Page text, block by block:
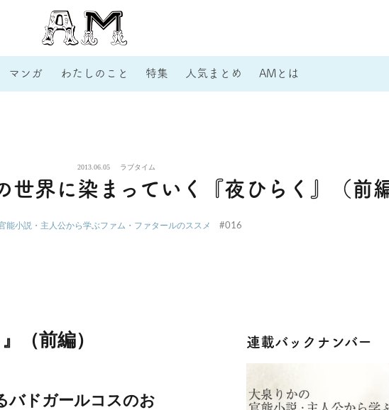
マンガ わたしのこと 特集 人気まとめ AMとは
2013.06.05 ラブタイム
世界に染まっていく『夜ひらく』（前編
能小説・主人公から学ぶファム・ファタールのススメ #016
（前編）
バドガールコスのお
連載バックナンバー